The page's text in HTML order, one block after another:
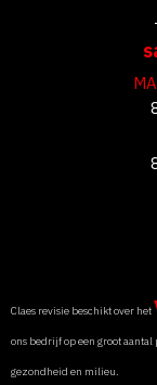
Claes revisie beschikt over het
ons bedrijf op een groot
gezondheid en milieu.